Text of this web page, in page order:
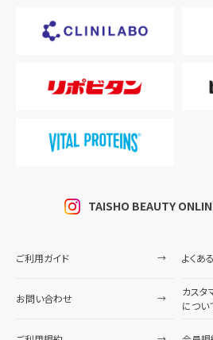
TAISHO BEAUTY
ご利用ガイド よくあ
お問い合わせ
カスタ
につい